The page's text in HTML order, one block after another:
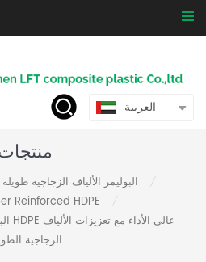
العربية
البوليمر الألياف الزجاجية طويلة
Reinforced HDPE
الزجاجية